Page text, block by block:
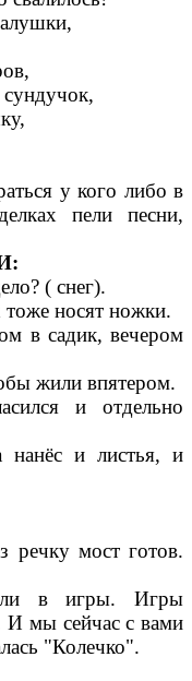
у кого либо в
пели песни,
:
( снег).
носят ножки.
в садик, вечером
жили впятером.
и отдельно
нанёс и листья, и
речку мост готов.
в игры. Игры
И мы сейчас с вами
"Колечко".